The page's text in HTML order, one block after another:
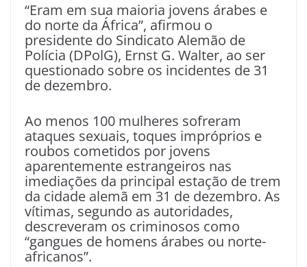
“Eram em sua maioria jovens árabes e
do norte da África”, afirmou o
presidente do Sindicato Alemão de
Polícia (DPolG), Ernst G. Walter, ao ser
questionado sobre os incidentes de 31
de dezembro.
Ao menos 100 mulheres sofreram
ataques sexuais, toques impróprios e
roubos cometidos por jovens
aparentemente estrangeiros nas
imediações da principal estação de trem
da cidade alemã em 31 de dezembro. As
vítimas, segundo as autoridades,
descreveram os criminosos como
“gangues de homens árabes ou norte-
africanos”.